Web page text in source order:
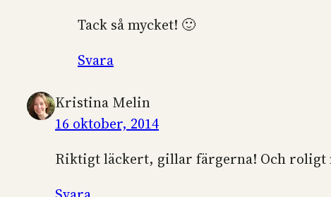
Tack så mycket! 🙂
Svara
Kristina Melin
16 oktober, 2014
Riktigt läckert, gillar färgerna! Och